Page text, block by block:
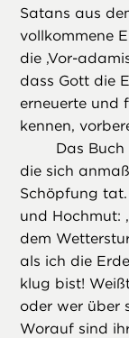
Satans aus
vollkommene
die ,Vor-
dass Gott die
erneuerte und
kennen,
Das
die sich
Schöpfung
und Hochmut:
dem
als ich die
klug bist!
oder wer über
Worauf sind